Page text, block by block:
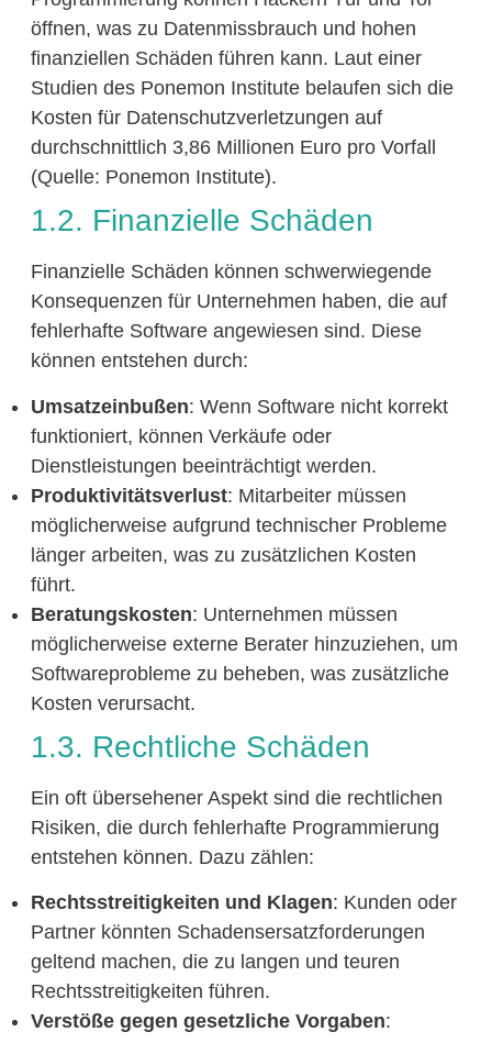
öffnen, was zu Datenmissbrauch und hohen
finanziellen Schäden führen kann. Laut einer
Studien des Ponemon Institute belaufen sich die
Kosten für Datenschutzverletzungen auf
durchschnittlich 3,86 Millionen Euro pro Vorfall
(Quelle: Ponemon Institute).
1.2. Finanzielle Schäden
Finanzielle Schäden können schwerwiegende
Konsequenzen für Unternehmen haben, die auf
fehlerhafte Software angewiesen sind. Diese
können entstehen durch:
Umsatzeinbußen: Wenn Software nicht korrekt
funktioniert, können Verkäufe oder
Dienstleistungen beeinträchtigt werden.
Produktivitätsverlust: Mitarbeiter müssen
möglicherweise aufgrund technischer Probleme
länger arbeiten, was zu zusätzlichen Kosten
führt.
Beratungskosten: Unternehmen müssen
möglicherweise externe Berater hinzuziehen, um
Softwareprobleme zu beheben, was zusätzliche
Kosten verursacht.
1.3. Rechtliche Schäden
Ein oft übersehener Aspekt sind die rechtlichen
Risiken, die durch fehlerhafte Programmierung
entstehen können. Dazu zählen:
Rechtsstreitigkeiten und Klagen: Kunden oder
Partner könnten Schadensersatzforderungen
geltend machen, die zu langen und teuren
Rechtsstreitigkeiten führen.
Verstöße gegen gesetzliche Vorgaben: